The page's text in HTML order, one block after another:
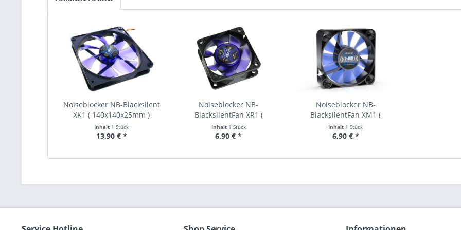
Noiseblocker NB-Blacksilent
XK1 ( 140x140x25mm )
Inhalt 1 Stück
13,90 € *
Noiseblocker NB-
BlacksilentFan XR1 (
60x60x25mm )
Inhalt 1 Stück
6,90 € *
Noiseblocker NB-
BlacksilentFan XM1 (
40x40x10mm )
Inhalt 1 Stück
6,90 € *